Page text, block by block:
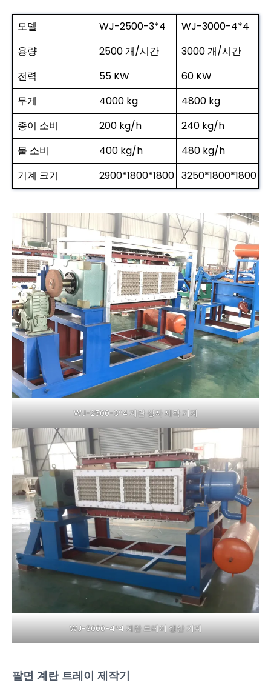
모델 WJ-2500-3*4
WJ-3000-4*4
용량
2500 개/시간
3000 개/시간
전력
55 KW
60 KW
무게
4000 kg
4800 kg
종이 소비
200 kg/h
240 kg/h
물 소비
400 kg/h
480 kg/h
기계 크기
2900*1800*1800 3250*1800*1800
WJ-2500-3*4 계란 상자 제작 기계
WJ-3000-4*4 계란 트레이 생산 기계
팔면 계란 트레이 제작기